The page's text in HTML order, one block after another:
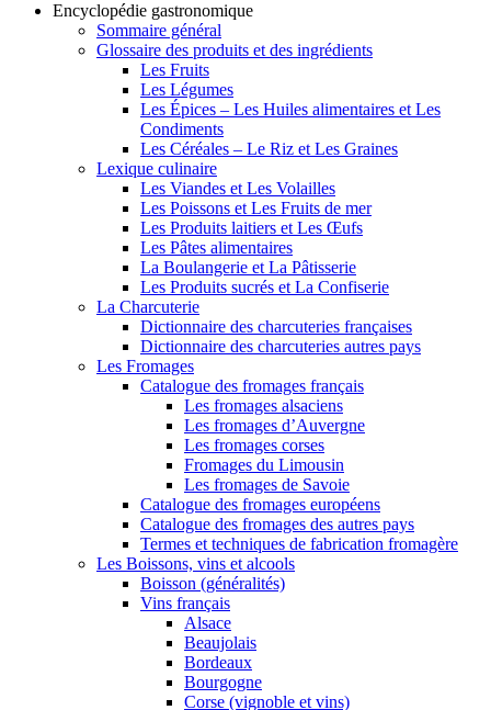
Encyclopédie gastronomique
Sommaire général
Glossaire des produits et des ingrédients
Les Fruits
Les Légumes
Les Épices – Les Huiles alimentaires et Les
Condiments
Les Céréales – Le Riz et Les Graines
Lexique culinaire
Les Viandes et Les Volailles
Les Poissons et Les Fruits de mer
Les Produits laitiers et Les Œufs
Les Pâtes alimentaires
La Boulangerie et La Pâtisserie
Les Produits sucrés et La Confiserie
La Charcuterie
Dictionnaire des charcuteries françaises
Dictionnaire des charcuteries autres pays
Les Fromages
Catalogue des fromages français
Les fromages alsaciens
Les fromages d’Auvergne
Les fromages corses
Fromages du Limousin
Les fromages de Savoie
Catalogue des fromages européens
Catalogue des fromages des autres pays
Termes et techniques de fabrication fromagère
Les Boissons, vins et alcools
Boisson (généralités)
Vins français
Alsace
Beaujolais
Bordeaux
Bourgogne
Corse (vignoble et vins)